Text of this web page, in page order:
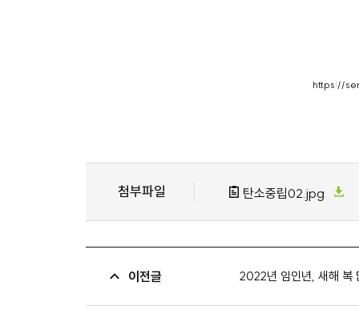
https://
첨부파일 탄소중립02.jpg
이전글 2022년 임인년, 새해 복